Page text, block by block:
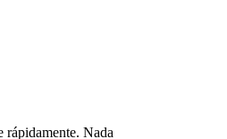
rápidamente. Nada